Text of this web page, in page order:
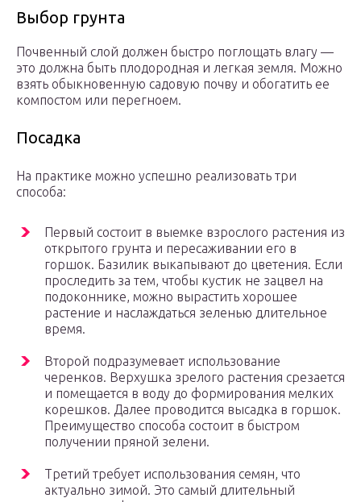
Выбор грунта
Почвенный слой должен быстро поглощать влагу —
это должна быть плодородная и легкая земля. Можно
взять обыкновенную садовую почву и обогатить ее
компостом или перегноем.
Посадка
На практике можно успешно реализовать три
способа:
Первый состоит в выемке взрослого растения из
открытого грунта и пересаживании его в
горшок. Базилик выкапывают до цветения. Если
проследить за тем, чтобы кустик не зацвел на
подоконнике, можно вырастить хорошее
растение и наслаждаться зеленью длительное
время.
Второй подразумевает использование
черенков. Верхушка зрелого растения срезается
и помещается в воду до формирования мелких
корешков. Далее проводится высадка в горшок.
Преимущество способа состоит в быстром
получении пряной зелени.
Третий требует использования семян, что
актуально зимой. Это самый длительный